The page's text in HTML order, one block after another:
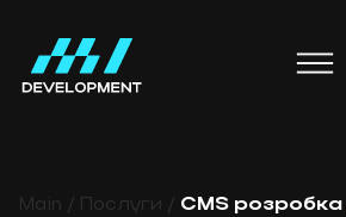
Main / Послуги / CMS розробка